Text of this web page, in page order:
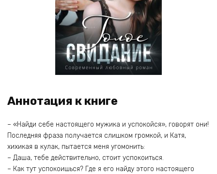
Аннотация к книге
– «Найди себе настоящего мужика и успокойся», говорят они!
Последняя фраза получается слишком громкой, и Катя,
хихикая в кулак, пытается меня угомонить:
– Даша, тебе действительно, стоит успокоиться.
– Как тут успокоишься? Где я его найду этого настоящего